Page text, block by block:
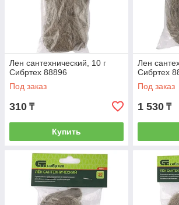
Лен сантехнический, 10 г
Сибртех 88896
Под заказ
310 ₸
Купить
Лен
Сибртех
Под заказ
1 530 ₸